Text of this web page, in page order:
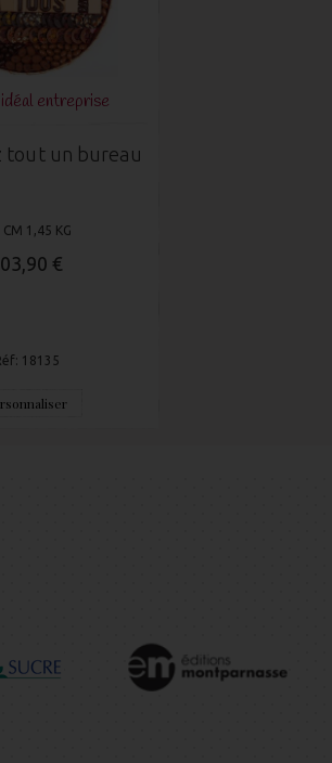
entreprise
tout un bureau
1,45 KG
€
18135